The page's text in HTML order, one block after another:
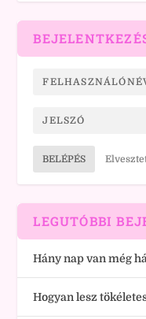
BELÉPÉS
LEGUTÓBBI
Hány nap van még
Hogyan lesz